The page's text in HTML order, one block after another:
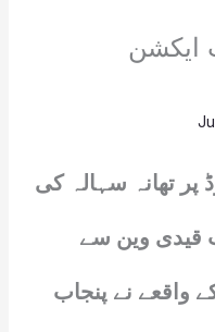
ایکشن
پر تھانہ سہالہ کی
قیدی وین سے
واقعے نے پنجاب